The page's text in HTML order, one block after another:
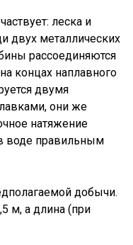
леска и
двух металлических
рассоединяются
концах наплавного
двумя
они же
натяжение
воде правильным
добычи.
м, а длина (при